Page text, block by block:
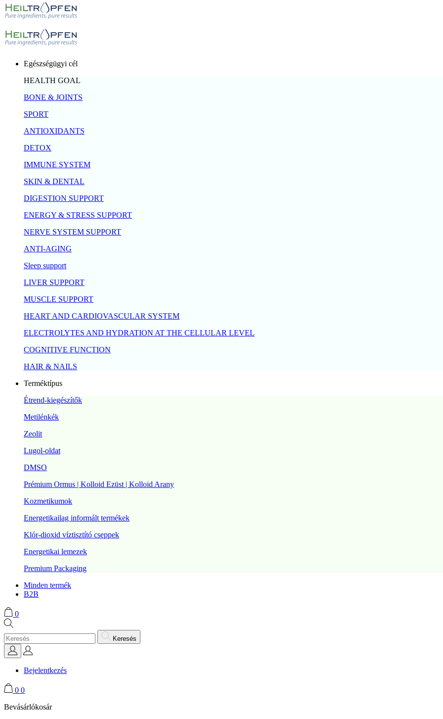
Egészségügyi cél
HEALTH GOAL
BONE & JOINTS
SPORT
ANTIOXIDANTS
DETOX
IMMUNE SYSTEM
SKIN & DENTAL
DIGESTION SUPPORT
ENERGY & STRESS SUPPORT
NERVE SYSTEM SUPPORT
ANTI-AGING
Sleep support
LIVER SUPPORT
MUSCLE SUPPORT
HEART AND CARDIOVASCULAR SYSTEM
ELECTROLYTES AND HYDRATION AT THE CELLULAR LEVEL
COGNITIVE FUNCTION
HAIR & NAILS
Terméktípus
Étrend-kiegészítők
Metilénkék
Zeolit
Lugol-oldat
DMSO
Prémium Ormus | Kolloid Ezüst | Kolloid Arany
Kozmetikumok
Energetikailag informált termékek
Klór-dioxid víztisztító cseppek
Energetikai lemezek
Premium Packaging
Minden termék
B2B
0
Keresés
Bejelentkezés
0 0
Bevásárlókosár